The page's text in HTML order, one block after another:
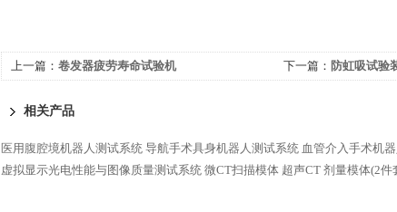
上一篇： 卷发器疲劳寿命试验机 下一篇： 防虹吸试验
相关产品
医用腹腔境机器人测试系统 导航手术具身机器人测试系统 血管介入手术机
虚拟显示光电性能与图像质量测试系统 微CT扫描模体 超声CT 剂量模体(2件